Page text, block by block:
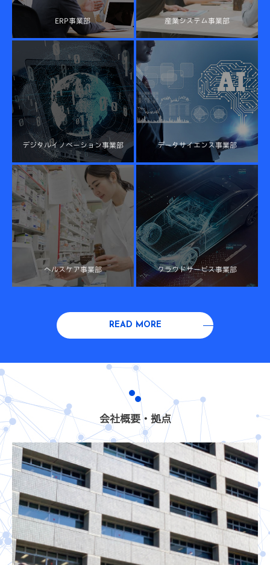
ERP事業部 産業システム事業部
デジタルイノベーション事業部 データサイエンス事業部
ヘルスケア事業部 クラウドサービス事業部
READ MORE
会社概要・拠点